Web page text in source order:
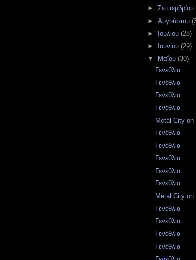
► Σεπτεμβρίου
► Αυγούστου
►
Ιουλίου (28)
►
Ιουνίου (29)
▼
Μαΐου (30)
Γενέθλια
Γενέθλια
Γενέθλια
Γενέθλια
Metal City on
Γενέθλια
Γενέθλια
Γενέθλια
Γενέθλια
Γενέθλια
Metal City on
Γενέθλια
Γενέθλια
Γενέθλια
Γενέθλια